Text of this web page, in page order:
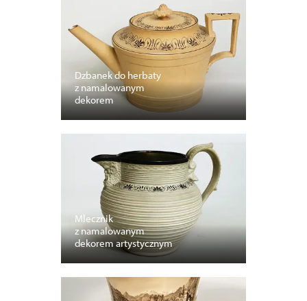
Dzbanek do herbaty
z namalowanym
dekorem
Mlecznik
z namalowanym
dekorem artystycznym